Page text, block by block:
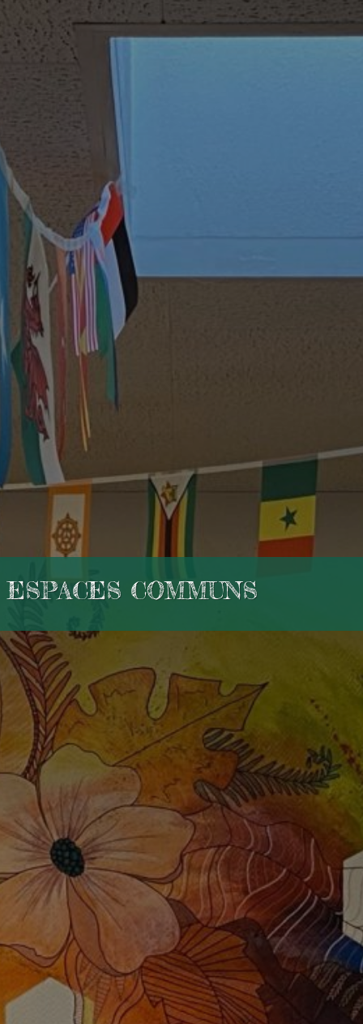
ESPACES COMMUNS